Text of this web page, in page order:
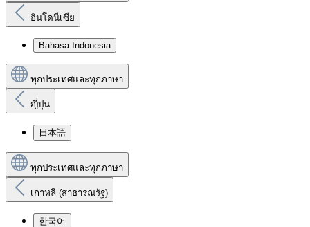
อินโดนีเซีย
Bahasa Indonesia
ทุกประเทศและทุกภาษา
ญี่ปุ่น
日本語
ทุกประเทศและทุกภาษา
เกาหลี (สาธารณรัฐ)
한국어